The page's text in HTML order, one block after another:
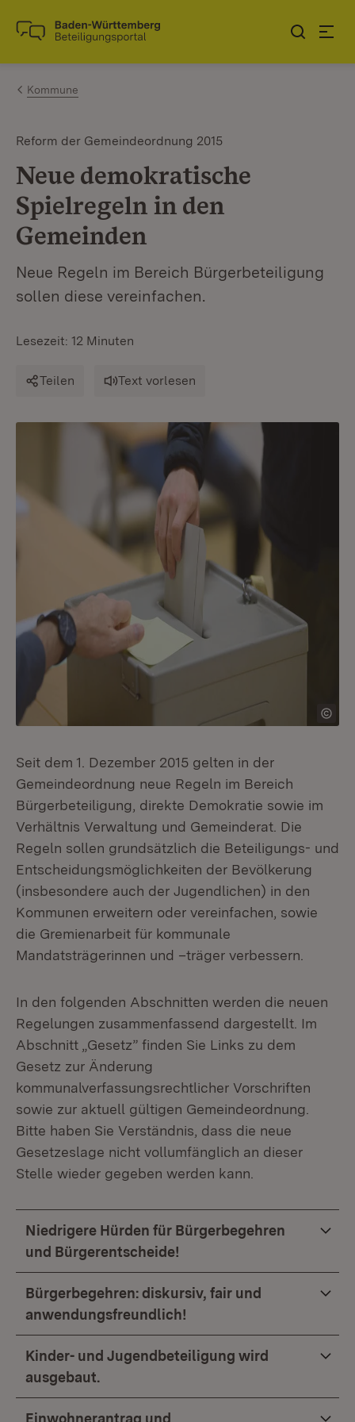
Zum Inhalt springen
Link zur Startseite
Kommune
Reform der Gemeindeordnung 2015
Neue demokratische
Spielregeln in den
Gemeinden
Neue Regeln im Bereich Bürgerbeteiligung
sollen diese vereinfachen.
Lesezeit: 12 Minuten
Teilen Text vorlesen
Seit dem 1. Dezember 2015 gelten in der
Gemeindeordnung neue Regeln im Bereich
Bürgerbeteiligung, direkte Demokratie sowie im
Verhältnis Verwaltung und Gemeinderat. Die
Regeln sollen grundsätzlich die Beteiligungs- und
Entscheidungsmöglichkeiten der Bevölkerung
(insbesondere auch der Jugendlichen) in den
Kommunen erweitern oder vereinfachen, sowie
die Gremienarbeit für kommunale
Mandatsträgerinnen und –träger verbessern.
In den folgenden Abschnitten werden die neuen
Regelungen zusammenfassend dargestellt. Im
Abschnitt „Gesetz” finden Sie Links zu dem
Gesetz zur Änderung
kommunalverfassungsrechtlicher Vorschriften
sowie zur aktuell gültigen Gemeindeordnung.
Bitte haben Sie Verständnis, dass die neue
Gesetzeslage nicht vollumfänglich an dieser
Stelle wieder gegeben werden kann.
Niedrigere Hürden für Bürgerbegehren
und Bürgerentscheide!
Bürgerbegehren: diskursiv, fair und
anwendungsfreundlich!
Kinder- und Jugendbeteiligung wird
ausgebaut.
Einwohnerantrag und